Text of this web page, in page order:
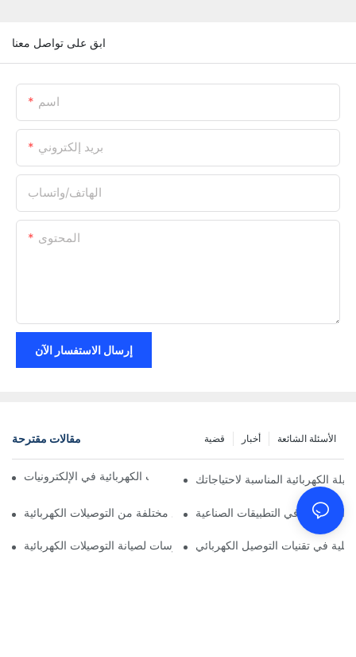
ابق على تواصل معنا
اسم
بريد إلكتروني
الهاتف/واتساب
المحتوى
إرسال الاستفسار الآن
مقالات مقترحة الأسئلة الشائعة أخبار قضية
تأثير التكنولوجيا على التوصيلات الكهربائية في الإلكترونيات
الكهربائية المناسبة لاحتياجاتك
تحليل مقارن لأنواع مختلفة من التوصيلات الكهربائيةالكهربائية في التطبيقات الصناعية
أفضل الممارسات لصيانة التوصيلات الكهربائيةفي تقنيات التوصيل الكهربائي